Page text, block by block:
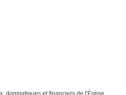
dogmatiques et financiers de l'Église